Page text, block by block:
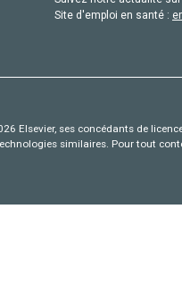
Site d'emploi en santé :
Elsevier, ses concédants de
similaires. Pour tout